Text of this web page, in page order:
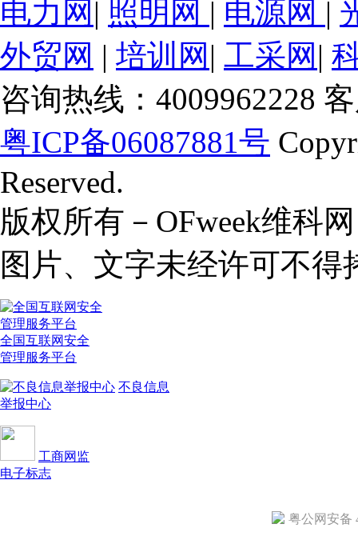
电力网 | 照明网 | 电源网 |
外贸网 | 培训网 | 工采网 |
咨询热线：4009962228
粤ICP备06087881号
Reserved.
版权所有－OFweek维科
图片、文字未经许可不得
全国互联网安全
管理服务平台
不良信息
举报中心
工商网监
电子标志
粤公网安备